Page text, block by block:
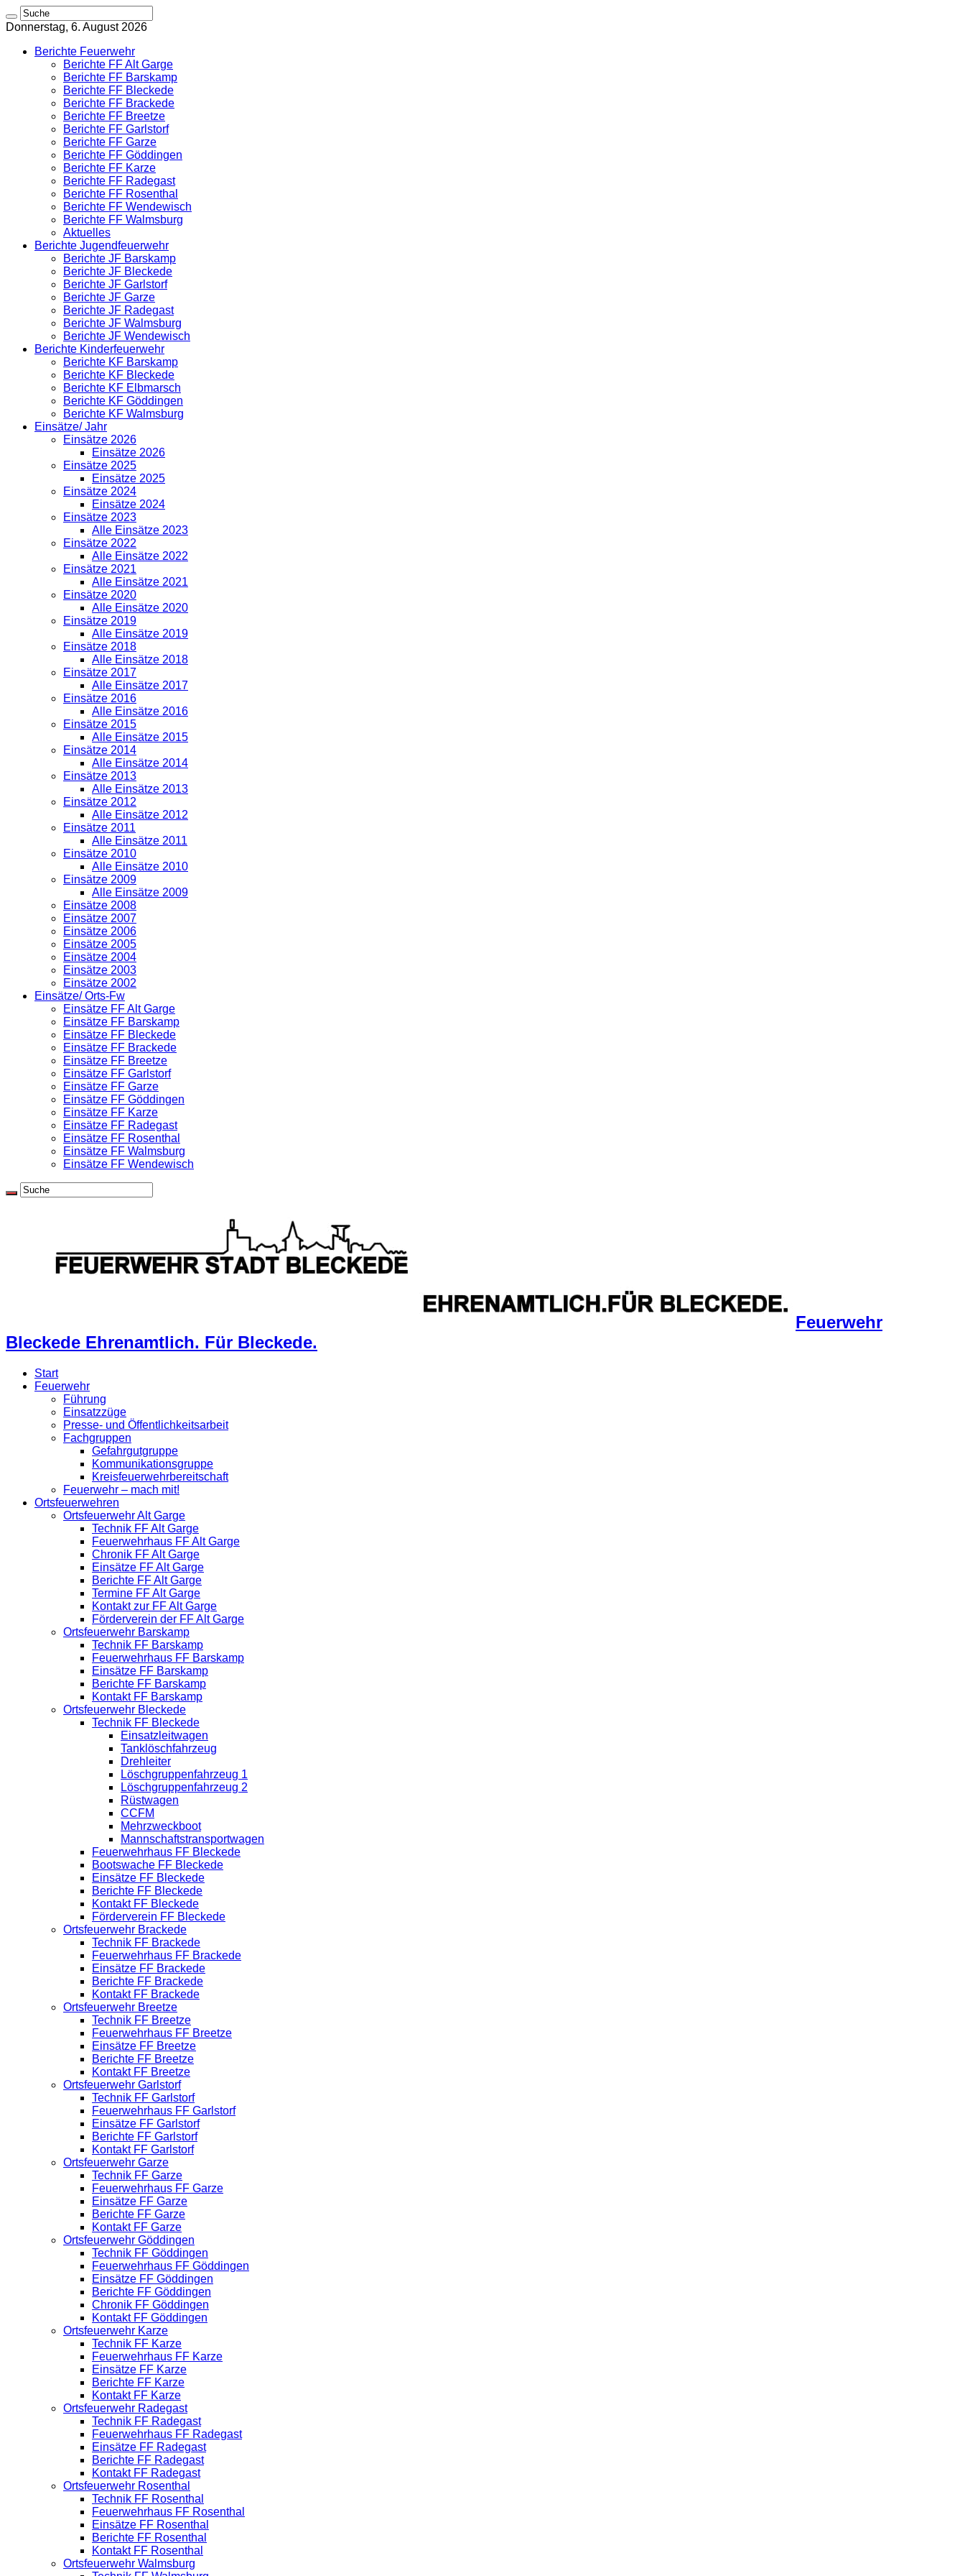
Donnerstag, 6. August 2026
Berichte Feuerwehr
Berichte FF Alt Garge
Berichte FF Barskamp
Berichte FF Bleckede
Berichte FF Brackede
Berichte FF Breetze
Berichte FF Garlstorf
Berichte FF Garze
Berichte FF Göddingen
Berichte FF Karze
Berichte FF Radegast
Berichte FF Rosenthal
Berichte FF Wendewisch
Berichte FF Walmsburg
Aktuelles
Berichte Jugendfeuerwehr
Berichte JF Barskamp
Berichte JF Bleckede
Berichte JF Garlstorf
Berichte JF Garze
Berichte JF Radegast
Berichte JF Walmsburg
Berichte JF Wendewisch
Berichte Kinderfeuerwehr
Berichte KF Barskamp
Berichte KF Bleckede
Berichte KF Elbmarsch
Berichte KF Göddingen
Berichte KF Walmsburg
Einsätze/ Jahr
Einsätze 2026
Einsätze 2026
Einsätze 2025
Einsätze 2025
Einsätze 2024
Einsätze 2024
Einsätze 2023
Alle Einsätze 2023
Einsätze 2022
Alle Einsätze 2022
Einsätze 2021
Alle Einsätze 2021
Einsätze 2020
Alle Einsätze 2020
Einsätze 2019
Alle Einsätze 2019
Einsätze 2018
Alle Einsätze 2018
Einsätze 2017
Alle Einsätze 2017
Einsätze 2016
Alle Einsätze 2016
Einsätze 2015
Alle Einsätze 2015
Einsätze 2014
Alle Einsätze 2014
Einsätze 2013
Alle Einsätze 2013
Einsätze 2012
Alle Einsätze 2012
Einsätze 2011
Alle Einsätze 2011
Einsätze 2010
Alle Einsätze 2010
Einsätze 2009
Alle Einsätze 2009
Einsätze 2008
Einsätze 2007
Einsätze 2006
Einsätze 2005
Einsätze 2004
Einsätze 2003
Einsätze 2002
Einsätze/ Orts-Fw
Einsätze FF Alt Garge
Einsätze FF Barskamp
Einsätze FF Bleckede
Einsätze FF Brackede
Einsätze FF Breetze
Einsätze FF Garlstorf
Einsätze FF Garze
Einsätze FF Göddingen
Einsätze FF Karze
Einsätze FF Radegast
Einsätze FF Rosenthal
Einsätze FF Walmsburg
Einsätze FF Wendewisch
Feuerwehr
Bleckede Ehrenamtlich. Für Bleckede.
Start
Feuerwehr
Führung
Einsatzzüge
Presse- und Öffentlichkeitsarbeit
Fachgruppen
Gefahrgutgruppe
Kommunikationsgruppe
Kreisfeuerwehrbereitschaft
Feuerwehr – mach mit!
Ortsfeuerwehren
Ortsfeuerwehr Alt Garge
Technik FF Alt Garge
Feuerwehrhaus FF Alt Garge
Chronik FF Alt Garge
Einsätze FF Alt Garge
Berichte FF Alt Garge
Termine FF Alt Garge
Kontakt zur FF Alt Garge
Förderverein der FF Alt Garge
Ortsfeuerwehr Barskamp
Technik FF Barskamp
Feuerwehrhaus FF Barskamp
Einsätze FF Barskamp
Berichte FF Barskamp
Kontakt FF Barskamp
Ortsfeuerwehr Bleckede
Technik FF Bleckede
Einsatzleitwagen
Tanklöschfahrzeug
Drehleiter
Löschgruppenfahrzeug 1
Löschgruppenfahrzeug 2
Rüstwagen
CCFM
Mehrzweckboot
Mannschaftstransportwagen
Feuerwehrhaus FF Bleckede
Bootswache FF Bleckede
Einsätze FF Bleckede
Berichte FF Bleckede
Kontakt FF Bleckede
Förderverein FF Bleckede
Ortsfeuerwehr Brackede
Technik FF Brackede
Feuerwehrhaus FF Brackede
Einsätze FF Brackede
Berichte FF Brackede
Kontakt FF Brackede
Ortsfeuerwehr Breetze
Technik FF Breetze
Feuerwehrhaus FF Breetze
Einsätze FF Breetze
Berichte FF Breetze
Kontakt FF Breetze
Ortsfeuerwehr Garlstorf
Technik FF Garlstorf
Feuerwehrhaus FF Garlstorf
Einsätze FF Garlstorf
Berichte FF Garlstorf
Kontakt FF Garlstorf
Ortsfeuerwehr Garze
Technik FF Garze
Feuerwehrhaus FF Garze
Einsätze FF Garze
Berichte FF Garze
Kontakt FF Garze
Ortsfeuerwehr Göddingen
Technik FF Göddingen
Feuerwehrhaus FF Göddingen
Einsätze FF Göddingen
Berichte FF Göddingen
Chronik FF Göddingen
Kontakt FF Göddingen
Ortsfeuerwehr Karze
Technik FF Karze
Feuerwehrhaus FF Karze
Einsätze FF Karze
Berichte FF Karze
Kontakt FF Karze
Ortsfeuerwehr Radegast
Technik FF Radegast
Feuerwehrhaus FF Radegast
Einsätze FF Radegast
Berichte FF Radegast
Kontakt FF Radegast
Ortsfeuerwehr Rosenthal
Technik FF Rosenthal
Feuerwehrhaus FF Rosenthal
Einsätze FF Rosenthal
Berichte FF Rosenthal
Kontakt FF Rosenthal
Ortsfeuerwehr Walmsburg